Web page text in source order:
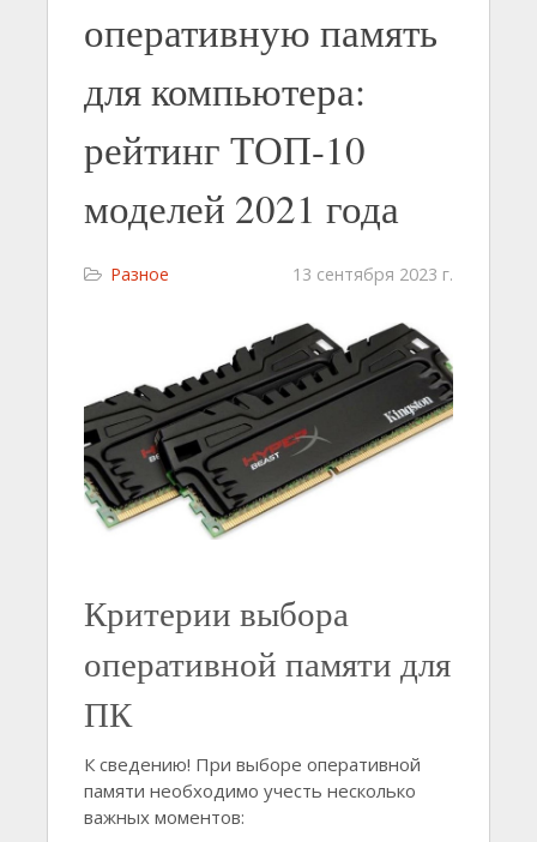
оперативную память
для компьютера:
рейтинг ТОП-10
моделей 2021 года
Разное 13 сентября 2023 г.
Критерии выбора
оперативной памяти для
ПК
К сведению! При выборе оперативной
памяти необходимо учесть несколько
важных моментов: